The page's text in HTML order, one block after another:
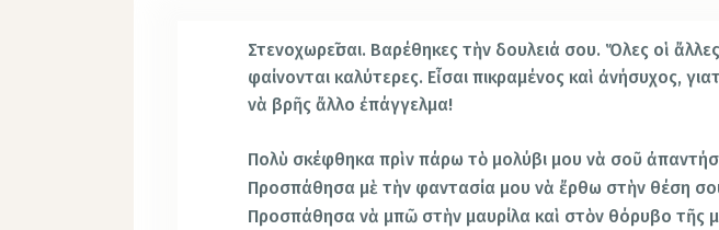
Στενοχωρεῖσαι. Βαρέθηκες τὴν δουλειά σου. Ὅλες οἱ
φαίνονται καλύτερες. Εἶσαι πικραμένος καὶ ἀνήσυχος,
νὰ βρῆς ἄλλο ἐπάγγελμα!
Πολὺ σκέφθηκα πρὶν πάρω τὸ μολύβι μου νὰ σοῦ
Προσπάθησα μὲ τὴν φαντασία μου νὰ ἔρθω στὴν θέση
Προσπάθησα νὰ μπῶ στὴν μαυρίλα καὶ στὸν θόρυβο τῆς